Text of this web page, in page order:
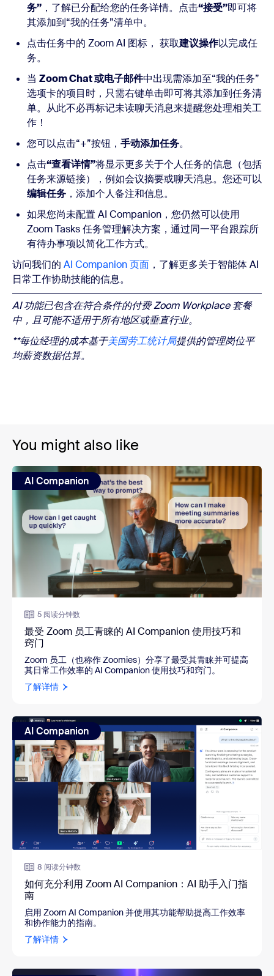
务” ，了解已分配给您的任务详情。点击“接受”即可将
其添加到“我的任务”清单中。
点击任务中的 Zoom AI 图标， 获取建议操作以完成任
务。
当 Zoom Chat 或电子邮件中出现需添加至“我的任务”
选项卡的项目时，只需右键单击即可将其添加到任务清
单。从此不必再标记未读聊天消息来提醒您处理相关工
作！
您可以点击“+”按钮， 手动添加任务。
点击“查看详情”将显示更多关于个人任务的信息（包括
任务来源链接），例如会议摘要或聊天消息。您还可以
编辑任务 ，添加个人备注和信息。
如果您尚未配置 AI Companion，您仍然可以使用
Zoom Tasks 任务管理解决方案，通过同一平台跟踪所
有待办事项以简化工作方式。
访问我们的 AI Companion 页面 ，了解更多关于智能体 AI
日常工作协助技能的信息。
AI 功能已包含在符合条件的付费 Zoom Workplace 套餐
中，且可能不适用于所有地区或垂直行业。
**每位经理的成本基于美国劳工统计局提供的管理岗位平
均薪资数据估算。
You might also like
AI Companion
5 阅读分钟数
最受 Zoom 员工青睐的 AI Companion 使用技巧和
窍门
Zoom 员工 （也称作 Zoomies） 分享了最受其青睐并可提高
其日常工作效率的 AI Companion 使用技巧和窍门。
了解详情
AI Companion
8 阅读分钟数
如何充分利用 Zoom AI Companion：AI 助手入门指
南
启用 Zoom AI Companion 并使用其功能帮助提高工作效率
和协作能力的指南。
了解详情